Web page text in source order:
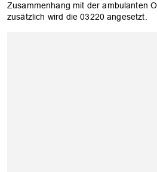
Zusammenhang mit der ambulanten
zusätzlich wird die 03220 angesetzt.